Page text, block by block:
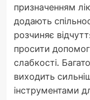
призначенням
додають
розчиняє
просити
слабкості.
виходить
інструментами